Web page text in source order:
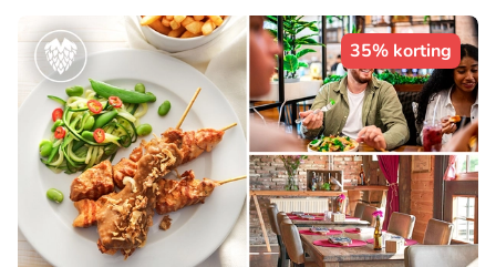
35% korting